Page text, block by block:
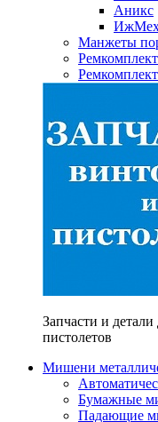
Аникс
Манжеты
Запчасти и
пистолетов
Мишени
Бумажные
Падающие